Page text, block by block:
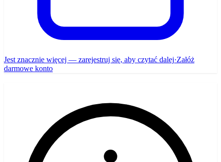
Jest znacznie więcej — zarejestruj się, aby czytać dalej·Załóż
darmowe konto